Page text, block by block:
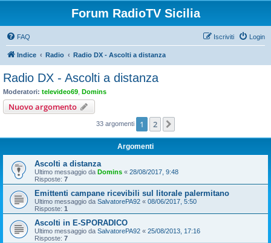
Forum RadioTV Sicilia
FAQ Login
Iscriviti
Indice Radio Radio DX - Ascolti a distanza
Radio DX - Ascolti a distanza
Moderatori: televideo69 Domins
Nuovo argomento
33 argomenti 1 2
Argomenti
Ascolti a distanza
Ultimo messaggio da Domins « 28/08/2017, 9:48
Risposte: 7
Emittenti campane ricevibili sul litorale palermitano
Ultimo messaggio da SalvatorePA92 « 08/06/2017, 5:50
Risposte: 1
Ascolti in E-SPORADICO
Ultimo messaggio da SalvatorePA92 « 25/08/2013, 17:16
Risposte: 7